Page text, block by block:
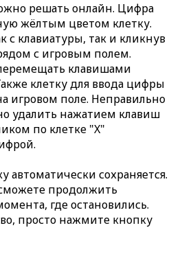
решать онлайн. Цифра
жёлтым цветом клетку.
с клавиатуры, так и кликнув
с игровым полем.
клавишами
клетку для ввода цифры
игровом поле. Неправильно
удалить нажатием клавиш
по клетке "X"
автоматически сохраняется.
продолжить
где остановились.
просто нажмите кнопку